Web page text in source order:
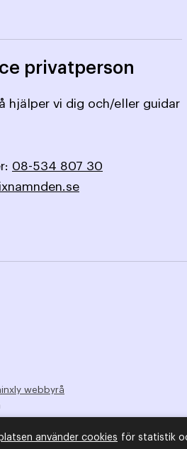
privatperson
hjälper vi dig och/eller guidar
08-534 807 30
webbyrå
använder cookies för statistik